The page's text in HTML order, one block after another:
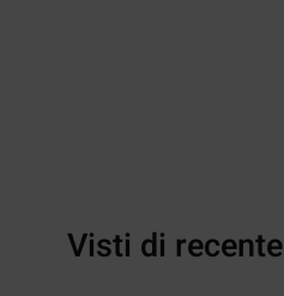
Visti di recente